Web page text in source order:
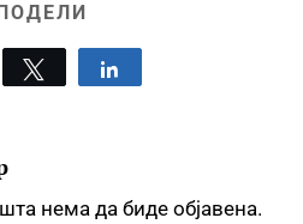
Tweet
нема да биде објавена.